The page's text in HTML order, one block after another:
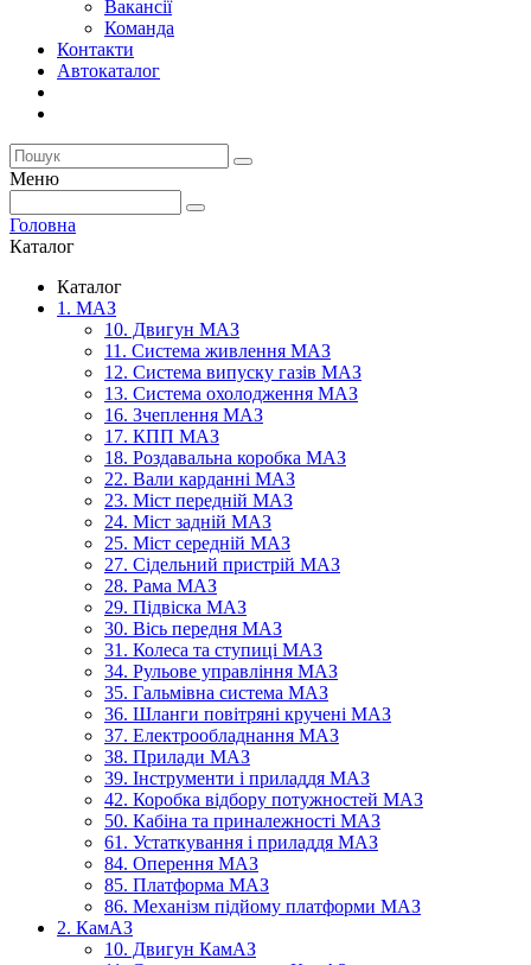
Вакансії
Команда
Контакти
Автокаталог
Меню
Головна
Каталог
Каталог
1. МАЗ
10. Двигун МАЗ
11. Система живлення МАЗ
12. Система випуску газів МАЗ
13. Система охолодження МАЗ
16. Зчеплення МАЗ
17. КПП МАЗ
18. Роздавальна коробка МАЗ
22. Вали карданні МАЗ
23. Міст передній МАЗ
24. Міст задній МАЗ
25. Міст середній МАЗ
27. Сідельний пристрій МАЗ
28. Рама МАЗ
29. Підвіска МАЗ
30. Вісь передня МАЗ
31. Колеса та ступиці МАЗ
34. Рульове управління МАЗ
35. Гальмівна система МАЗ
36. Шланги повітряні кручені МАЗ
37. Електрообладнання МАЗ
38. Прилади МАЗ
39. Інструменти і приладдя МАЗ
42. Коробка відбору потужностей МАЗ
50. Кабіна та приналежності МАЗ
61. Устаткування і приладдя МАЗ
84. Оперення МАЗ
85. Платформа МАЗ
86. Механізм підйому платформи МАЗ
2. КамАЗ
10. Двигун КамАЗ